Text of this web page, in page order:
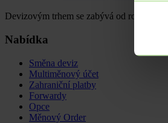
Devizovým trhem se zabývá od roku
Nabídka
Směna deviz
Multiměnový účet
Zahraniční platby
Forwardy
Opce
Měnový Order